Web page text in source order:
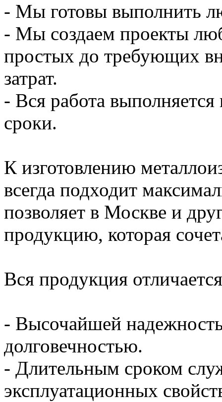
- Мы готовы выполнить
- Мы создаем проекты
простых до требующих
затрат.
- Вся работа
сроки.
К изготовлению
всегда подходит
позволяет в Москве и
продукцию, которая
Вся продукция
- Высочайшей
долговечностью.
- Длительным сроком
эксплуатационных